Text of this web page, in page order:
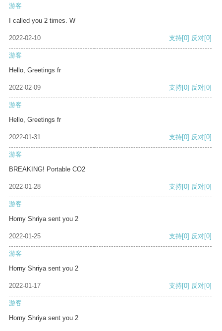
游客
I called you 2 times. W
2022-02-10 支持[0] 反对[0]
游客
Hello, Greetings fr
2022-02-09 支持[0] 反对[0]
游客
Hello, Greetings fr
2022-01-31 支持[0] 反对[0]
游客
BREAKING! Portable CO2
2022-01-28 支持[0] 反对[0]
游客
Horny Shriya sent you 2
2022-01-25 支持[0] 反对[0]
游客
Horny Shriya sent you 2
2022-01-17 支持[0] 反对[0]
游客
Horny Shriya sent you 2